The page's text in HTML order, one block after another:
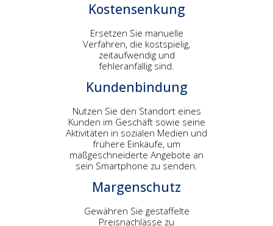
Kostensenkung
Ersetzen Sie manuelle
Verfahren, die kostspielig,
zeitaufwendig und
fehleranfällig sind.
Kundenbindung
Nutzen Sie den Standort eines
Kunden im Geschäft sowie seine
Aktivitäten in sozialen Medien und
frühere Einkäufe, um
maßgeschneiderte Angebote an
sein Smartphone zu senden.
Margenschutz
Gewähren Sie gestaffelte
Preisnachlässe zu